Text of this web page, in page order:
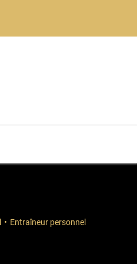
Entraîneur personnel